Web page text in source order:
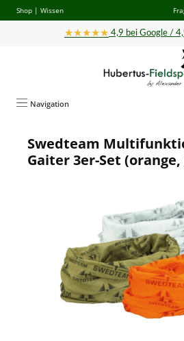
Zum Hauptinhalt springen
Shop | Wissen
★★★★★ 4,9 bei Google /
Navigation
Bildergalerie überspringen
Swedteam
Gaiter 3er-Set